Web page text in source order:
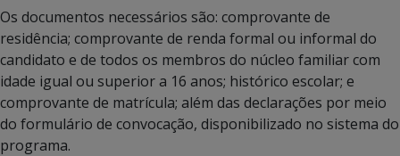
Os documentos necessários são: comprovante de
residência; comprovante de renda formal ou informal do
candidato e de todos os membros do núcleo familiar com
idade igual ou superior a 16 anos; histórico escolar; e
comprovante de matrícula; além das declarações por meio
do formulário de convocação, disponibilizado no sistema do
programa.